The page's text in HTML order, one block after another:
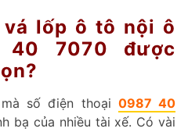
lốp ô tô nội ô
40 7070 được
số điện thoại 0987 40
bạ của nhiều tài xế. Có vài